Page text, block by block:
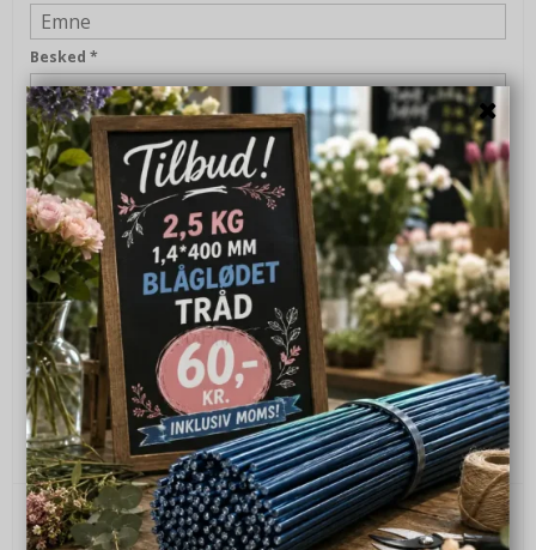
Besked *
Blomsterideen.dk
Vejrupsøvej 9
6893 Hemmet
Danmark
Telefonnr.: 23456137
E-mail:info@blomsterideen.dk
CVR-nummer: 35095276
Web:https://blomsterideen.dk
Send